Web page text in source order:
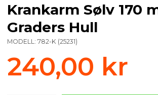
Krankarm Sølv 170
Graders Hull
MODELL: 782-K (25231)
240,00 kr